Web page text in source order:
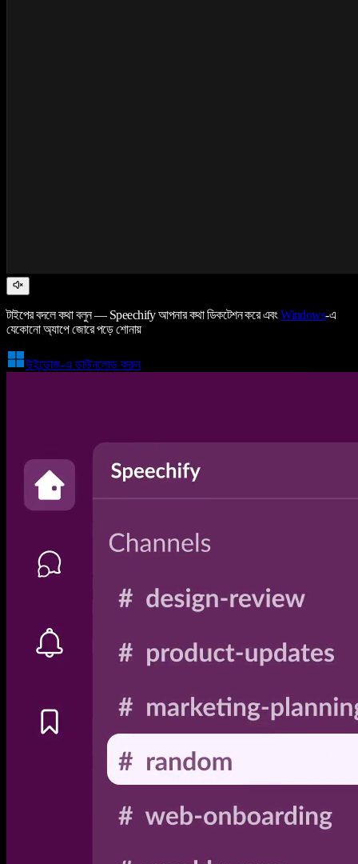
টাইপের বদলে কথা বলুন — Speechify আপনার কথা ডিকটেশন করে এবংWindows-এ
যেকোনো অ্যাপে জোরে পড়ে শোনায়
উইন্ডোজ-এ ডাউনলোড করুন